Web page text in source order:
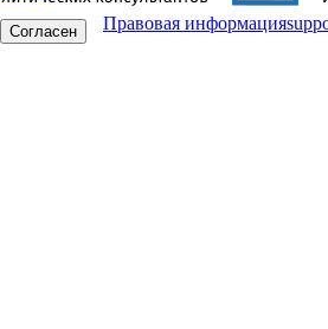
Согласен Правовая информация